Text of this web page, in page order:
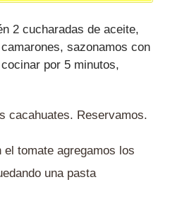
2 cucharadas de aceite,
sazonamos con
por 5 minutos,
cacahuates. Reservamos.
tomate agregamos los
una pasta